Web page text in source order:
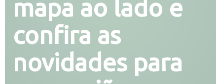
mapa ao lado e
confira as
novidades para